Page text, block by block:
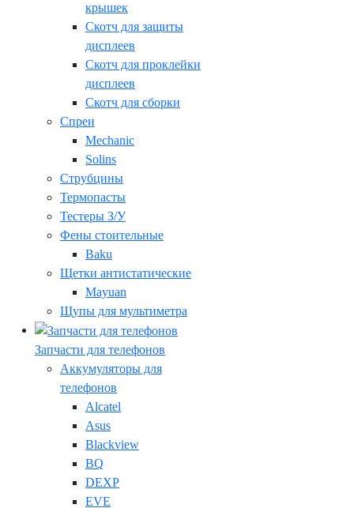
крышек
Скотч для защиты
дисплеев
Скотч для проклейки
дисплеев
Скотч для сборки
Спреи
Mechanic
Solins
Струбцины
Термопасты
Тестеры З/У
Фены стоительные
Baku
Щетки антистатические
Mayuan
Щупы для мультиметра
Запчасти для телефонов
Аккумуляторы для
телефонов
Alcatel
Asus
Blackview
BQ
DEXP
EVE